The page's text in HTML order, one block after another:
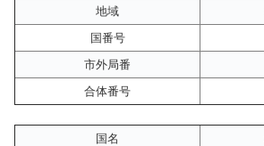
地域
国番号
市外局番
合体番号
国名